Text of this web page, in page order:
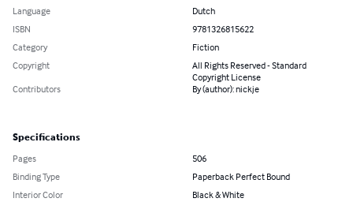
Language
Dutch
ISBN
9781326815622
Category
Fiction
Copyright
All Rights Reserved - Standard
Copyright License
Contributors
By (author): nickje
Specifications
Pages
506
Binding Type
Paperback Perfect Bound
Interior Color
Black & White